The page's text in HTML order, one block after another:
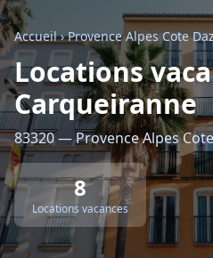
Accueil›Provence Alpes Cote
Locations
Carqueiranne
83320 — Provence Alpes
8
Locations vacances